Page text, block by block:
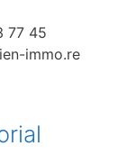
77 45
immo.re